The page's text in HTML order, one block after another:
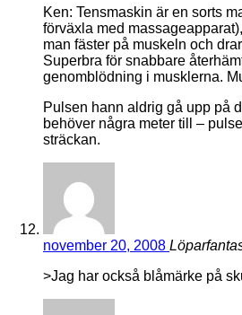
Ken: Tensmaskin är en sorts
förväxla med
man fäster på muskeln och
Superbra för snabbare
genomblödning i musklerna.
Pulsen hann aldrig gå upp på
behöver några meter till –
sträckan.
november 20, 2008
>Jag har också blåmärke på